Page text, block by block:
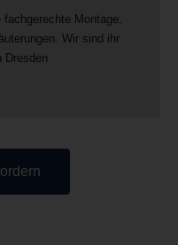
Montage,
Wir sind ihr
Dresden